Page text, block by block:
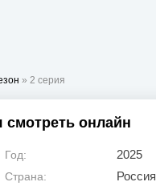
» 2 серия
смотреть онлайн
Год: 2025
Страна: Россия